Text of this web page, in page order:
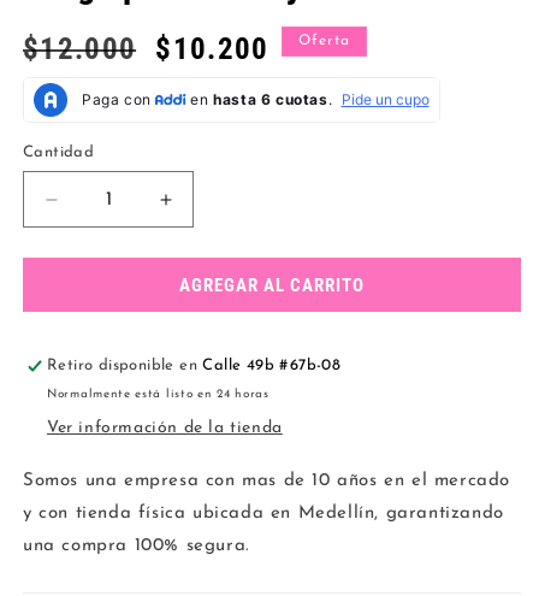
Precio
$12.000
Precio
oferta
$10.200 Oferta
Cantidad
Reducir
cantidad
para
polilicra
Aumentar
cantidad
para
Tanga
polilicra
AGREGAR AL CARRITO
Retiro disponible enCalle 49b #67b-08
Normalmente está listo en 24 horas
Ver información de la tienda
Somos una empresa con mas de 10 años en el mercado
y con tienda física ubicada en Medellín, garantizando
una compra 100% segura.